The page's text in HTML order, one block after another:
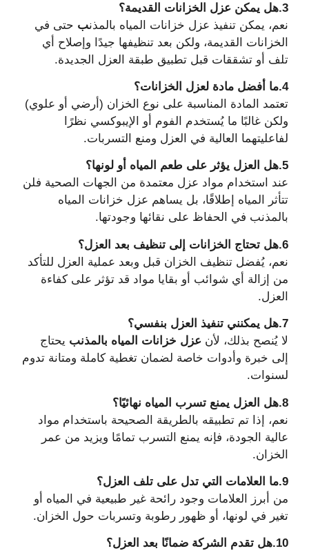
3.هل يمكن عزل الخزانات القديمة؟
نعم، يمكن تنفيذ عزل خزانات المياه بالمذنب حتى في
الخزانات القديمة، ولكن بعد تنظيفها جيدًا وإصلاح أي
تلف أو تشققات قبل تطبيق طبقة العزل الجديدة.
4.ما أفضل مادة لعزل الخزانات؟
تعتمد المادة المناسبة على نوع الخزان (أرضي أو علوي)
ولكن غالبًا ما يُستخدم الفوم أو الإيبوكسي نظرًا
لفاعليتهما العالية في العزل ومنع التسربات.
5.هل العزل يؤثر على طعم المياه أو لونها؟
عند استخدام مواد عزل معتمدة من الجهات الصحية فلن
تتأثر المياه إطلاقًا، بل يساهم عزل خزانات المياه
بالمذنب في الحفاظ على نقائها وجودتها.
6.هل تحتاج الخزانات إلى تنظيف بعد العزل؟
نعم، يُفضل تنظيف الخزان قبل وبعد عملية العزل للتأكد
من إزالة أي شوائب أو بقايا مواد قد تؤثر على كفاءة
العزل.
7.هل يمكنني تنفيذ العزل بنفسي؟
لا يُنصح بذلك، لأن عزل خزانات المياه بالمذنب يحتاج
إلى خبرة وأدوات خاصة لضمان تغطية كاملة ومتانة تدوم
لسنوات.
8.هل العزل يمنع تسرب المياه نهائيًا؟
نعم، إذا تم تطبيقه بالطريقة الصحيحة باستخدام مواد
عالية الجودة، فإنه يمنع التسرب تمامًا ويزيد من عمر
الخزان.
9.ما العلامات التي تدل على تلف العزل؟
من أبرز العلامات وجود رائحة غير طبيعية في المياه أو
تغير في لونها، أو ظهور رطوبة وتسربات حول الخزان.
10.هل تقدم الشركة ضمانًا بعد العزل؟